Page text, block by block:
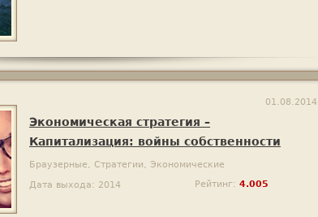
01.08.2014
Экономическая стратегия –
Капитализация: войны собственности
Браузерные, Стратегии, Экономические
Дата выхода: 2014
Рейтинг: 4.005